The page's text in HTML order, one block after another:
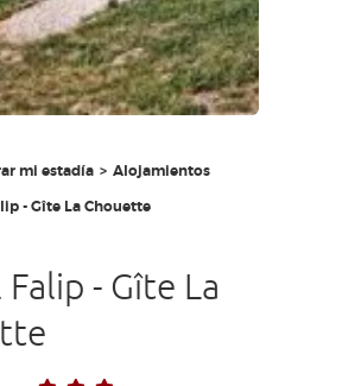
mi estadía
Alojamientos
- Gîte La Chouette
- Gîte La